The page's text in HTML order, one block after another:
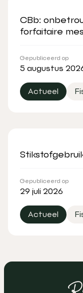
CBb:
forfaitaire
Gepubliceerd op
5 augustus
Actueel
Gepubliceerd op
29 juli 2026
Actueel